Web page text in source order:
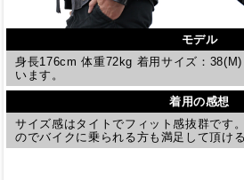
モデル
身長176cm 体重72kg 着用サイズ：
います。
着用の感想
サイズ感はタイトでフィット感抜群です
のでバイクに乗られる方も満足して頂け